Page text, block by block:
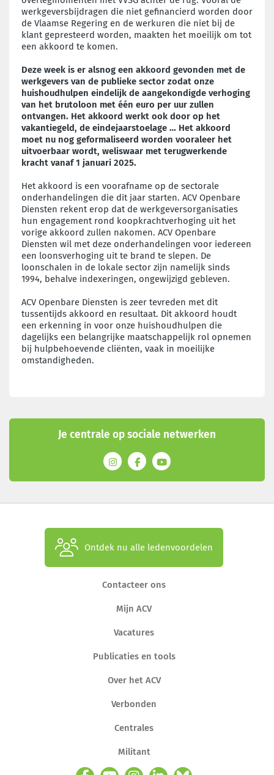
werkgeversbijdragen die niet gefinancierd worden door
de Vlaamse Regering en de werkuren die niet bij de
klant gepresteerd worden, maakten het moeilijk om tot
een akkoord te komen.
Deze week is er alsnog een akkoord gevonden met de
werkgevers van de publieke sector zodat onze
huishoudhulpen eindelijk de aangekondigde verhoging
van het brutoloon met één euro per uur zullen
ontvangen. Het akkoord werkt ook door op het
vakantiegeld, de eindejaarstoelage … Het akkoord
moet nu nog geformaliseerd worden vooraleer het
uitvoerbaar wordt, weliswaar met terugwerkende
kracht vanaf 1 januari 2025.
Het akkoord is een voorafname op de sectorale
onderhandelingen die dit jaar starten. ACV Openbare
Diensten rekent erop dat de werkgeversorganisaties
hun engagement rond koopkrachtverhoging uit het
vorige akkoord zullen nakomen. ACV Openbare
Diensten wil met deze onderhandelingen voor iedereen
een loonsverhoging uit te brand te slepen. De
loonschalen in de lokale sector zijn namelijk sinds
1994, behalve indexeringen, ongewijzigd gebleven.
ACV Openbare Diensten is zeer tevreden met dit
tussentijds akkoord en resultaat. Dit akkoord houdt
een erkenning in voor onze huishoudhulpen die
dagelijks een belangrijke maatschappelijk rol opnemen
bij hulpbehoevende cliënten, vaak in moeilijke
omstandigheden.
Je centrale op sociale netwerken
Ontdek nu alle ledenvoordelen
Contacteer ons
Mijn ACV
Vacatures
Publicaties en tools
Over het ACV
Verbonden
Centrales
Militant